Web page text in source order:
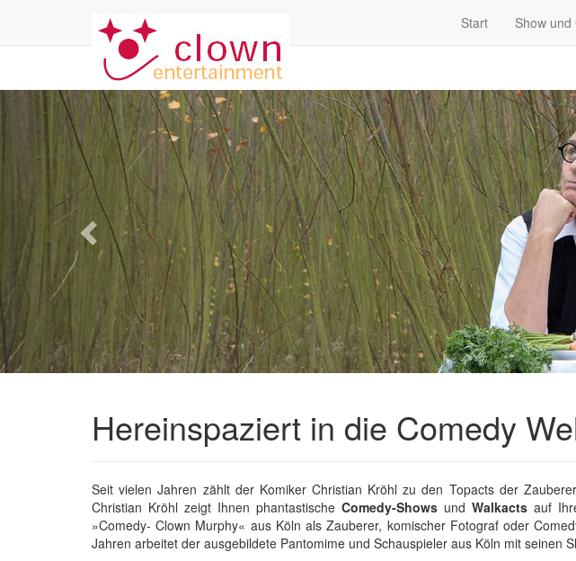
Start Show und
Hereinspaziert in die Comedy
Seit vielen Jahren zählt der Komiker Christian Kröhl zu den Topacts der
Christian Kröhl zeigt Ihnen phantastischeComedy-Shows undWalkacts auf
»Comedy- Clown Murphy« aus Köln als Zauberer, komischer Fotograf oder
Jahren arbeitet der ausgebildete Pantomime und Schauspieler aus Köln mit seinen